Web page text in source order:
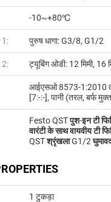
-10~+80℃
1: पुरुष धागा: G3/8, G1/2
2: ट्यूबिंग ओडी: 12 मिमी, 16
आईएसओ 8573-1:2010
[7:-:-], पानी (तरल, बर्फ
Festo QST पुश-इन टी
वारंटी के साथ वायवीय टी
QST श्रृंखला G1/2
1 टुकड़ा